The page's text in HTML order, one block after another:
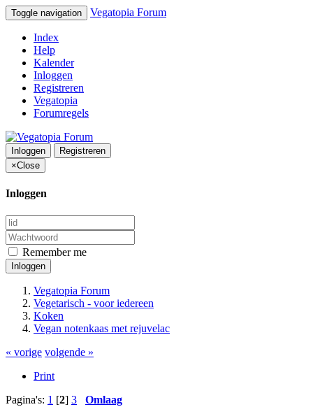
Toggle navigation Vegatopia Forum
Index
Help
Kalender
Inloggen
Registreren
Vegatopia
Forumregels
Inloggen
Registreren
×Close
Inloggen
Remember me
Inloggen
Vegatopia Forum
Vegetarisch - voor iedereen
Koken
Vegan notenkaas met rejuvelac
« vorige volgende »
Print
Pagina's: 1 [2] 3 Omlaag